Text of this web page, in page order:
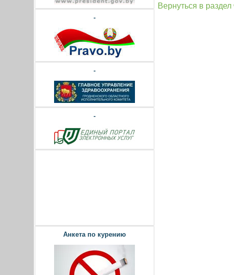
-
-
-
Анкета по курению
Вернуться в раздел